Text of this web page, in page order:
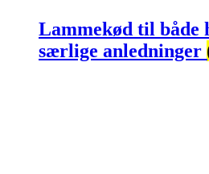
Lammekød til både
særlige anledninger